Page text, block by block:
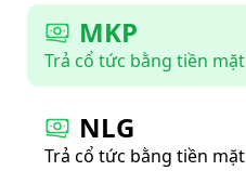
MKP
Trả cổ tức bằng tiền mặt
NLG
Trả cổ tức bằng tiền mặt